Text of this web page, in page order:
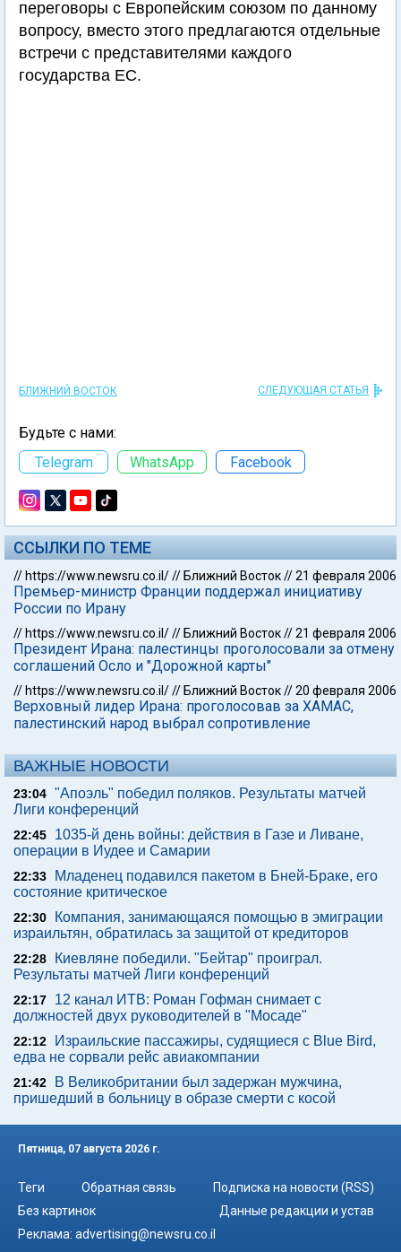
переговоры с Европейским союзом по данному
вопросу, вместо этого предлагаются отдельные
встречи с представителями каждого
государства ЕС.
БЛИЖНИЙ ВОСТОК СЛЕДУЮЩАЯ СТАТЬЯ
Будьте с нами:
Telegram
WhatsApp Facebook
ССЫЛКИ ПО ТЕМЕ
// https://www.newsru.co.il/// Ближний Восток//21 февраля 2006
Премьер-министр Франции поддержал инициативу
России по Ирану
// https://www.newsru.co.il/// Ближний Восток//21 февраля 2006
Президент Ирана: палестинцы проголосовали за отмену
соглашений Осло и "Дорожной карты"
// https://www.newsru.co.il/// Ближний Восток//20 февраля 2006
Верховный лидер Ирана: проголосовав за ХАМАС,
палестинский народ выбрал сопротивление
ВАЖНЫЕ НОВОСТИ
23:04 "Апоэль" победил поляков. Результаты матчей
Лиги конференций
22:45
1035-й день войны: действия в Газе и Ливане,
операции в Иудее и Самарии
22:33
Младенец подавился пакетом в Бней-Браке, его
состояние критическое
22:30
Компания, занимающаяся помощью в эмиграции
израильтян, обратилась за защитой от кредиторов
22:28
Киевляне победили. "Бейтар" проиграл.
Результаты матчей Лиги конференций
22:17
12 канал ИТВ: Роман Гофман снимает с
должностей двух руководителей в "Мосаде"
22:12
Израильские пассажиры, судящиеся с Blue Bird,
едва не сорвали рейс авиакомпании
21:42
В Великобритании был задержан мужчина,
пришедший в больницу в образе смерти с косой
Пятница, 07 августа 2026 г.
Теги Обратная связь
Подписка на новости (RSS)
Без картинок
Данные редакции и устав
Реклама: advertising@newsru.co.il